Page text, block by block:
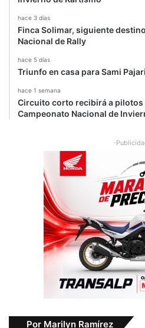
hace 3 días
Finca Solimar, siguiente
Nacional de Rally
hace 5 días
Triunfo en casa para Sami Pajari
hace 1 semana
Circuito corto recibirá a pilotos
Campeonato Nacional de
-
Por Marilyn Ramírez